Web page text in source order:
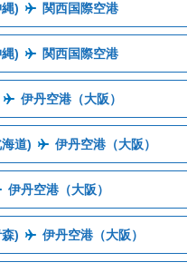
) 関西国際空港
) 関西国際空港
伊丹空港（大阪）
道) 伊丹空港（大阪）
伊丹空港（大阪）
) 伊丹空港（大阪）